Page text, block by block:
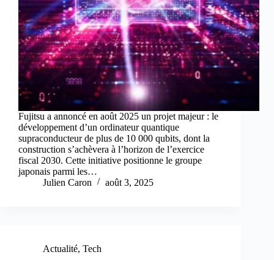
Fujitsu a annoncé en août 2025 un projet majeur : le
développement d’un ordinateur quantique
supraconducteur de plus de 10 000 qubits, dont la
construction s’achèvera à l’horizon de l’exercice
fiscal 2030. Cette initiative positionne le groupe
japonais parmi les…
Julien Caron
août 3, 2025
Actualité, Tech